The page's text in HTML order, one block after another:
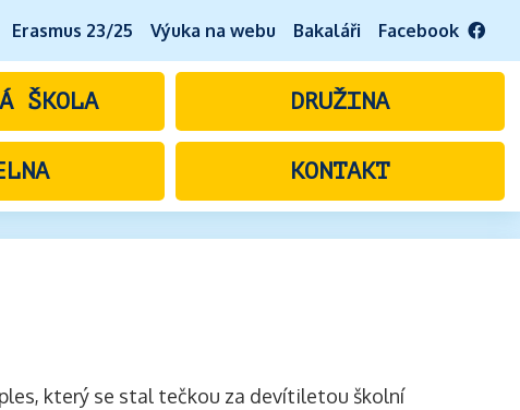
Erasmus 23/25 Výuka na webu Bakaláři Facebook
ŠKOLA DRUŽINA
KONTAKT
který se stal tečkou za devítiletou školní